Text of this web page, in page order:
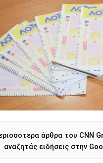
άρθρα του CNN
αναζητάς ειδήσεις στην